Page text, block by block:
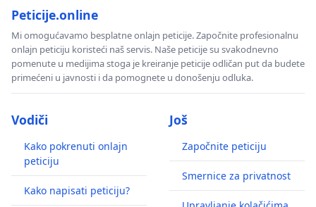
Peticije.online
Mi omogućavamo besplatne onlajn peticije. Započnite profesionalnu
onlajn peticiju koristeći naš servis. Naše peticije su svakodnevno
pomenute u medijima stoga je kreiranje peticije odličan put da budete
primećeni u javnosti i da pomognete u donošenju odluka.
Vodiči
Kako pokrenuti onlajn
peticiju
Kako napisati peticiju?
Još
Započnite peticiju
Smernice za privatnost